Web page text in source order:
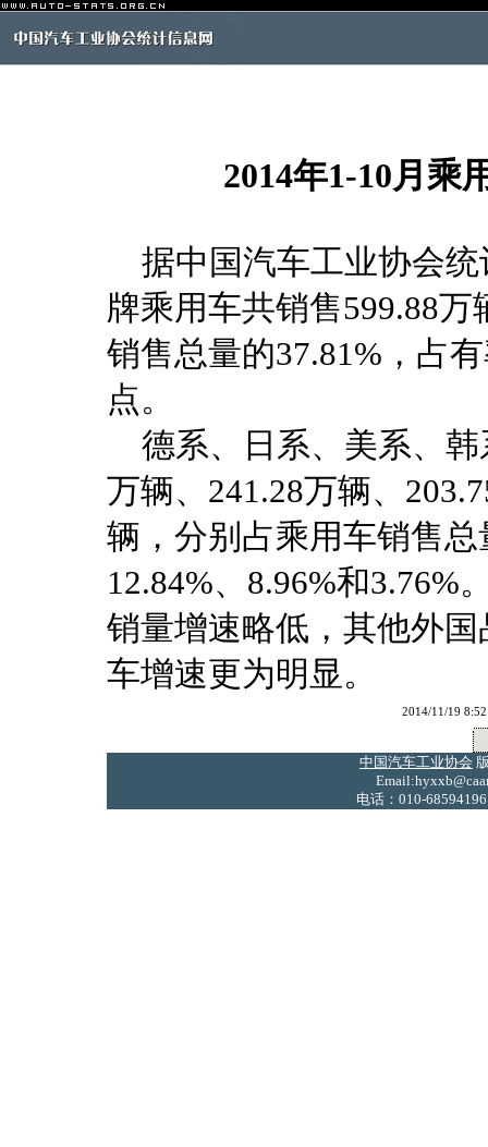
2014年1-10月乘
据中国汽车工业协会统
牌乘用车共销售599.88
销售总量的37.81%，占
点。
德系、日系、美系、韩
万辆、241.28万辆、
辆，分别占乘用车销售总
12.84%、8.96%和
销量增速略低，其他外
车增速更为明显。
2014/11/19
中国汽车工业协会
电话：010-